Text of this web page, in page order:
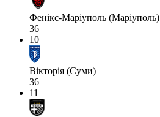
Фенікс-Маріуполь (Маріуполь)
36
10
Вікторія (Суми)
36
11